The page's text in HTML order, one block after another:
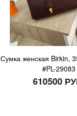
Сумка женская Birkin,
#PL-29083
610500